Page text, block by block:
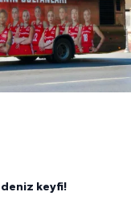
keyfi!